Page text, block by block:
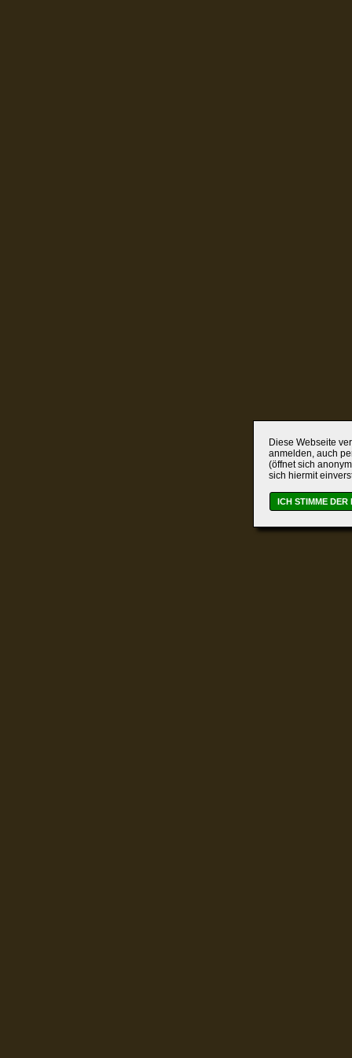
Diese Webseite
anmelden, auch
(öffnet sich
sich hiermit